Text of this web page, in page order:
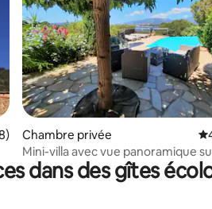
4,51 sur 5
moyenne sur la base de 8
Chambre privée
Mini-villa avec vue panoramique
mer
dans des gîtes